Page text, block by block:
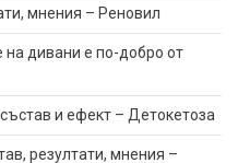
мнения – Реновил
дивани е по-добро от
и ефект – Детокетоза
резултати, мнения –